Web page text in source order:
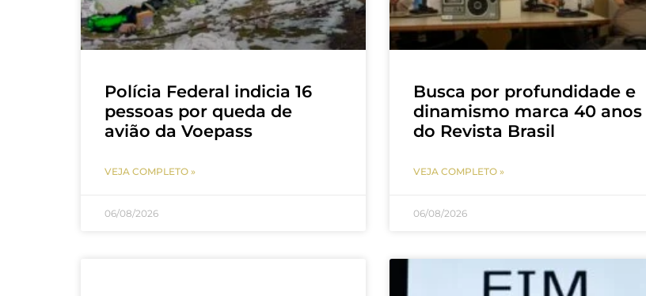
Polícia Federal indicia 16
pessoas por queda de
avião da Voepass
VEJA COMPLETO »
06/08/2026
Busca por profundidade e
dinamismo marca 40 anos
do Revista Brasil
VEJA COMPLETO »
06/08/2026